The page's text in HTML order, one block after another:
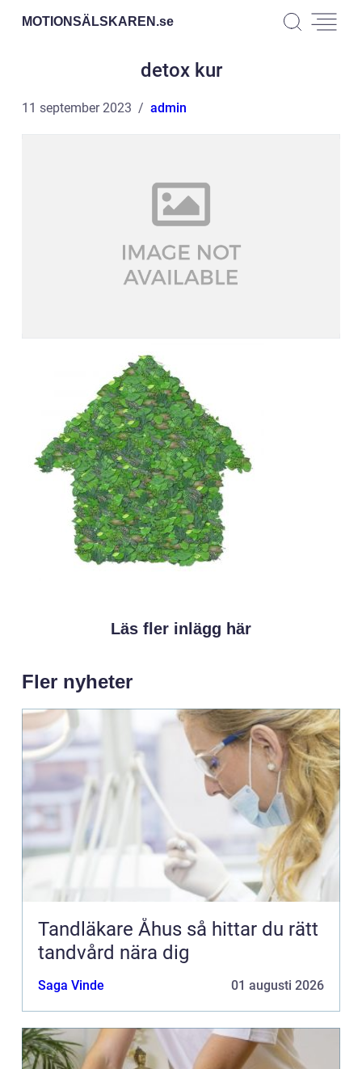
MOTIONSÄLSKAREN.se
detox kur
11 september 2023 admin
Läs fler inlägg här
Fler nyheter
Tandläkare Åhus så hittar du rätt
tandvård nära dig
Saga Vinde 01 augusti 2026